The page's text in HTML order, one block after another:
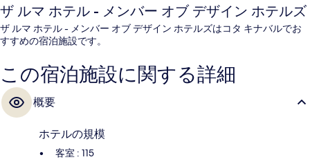
ザ ルマ ホテル - メンバー オブ デザイン ホテルズ
ザ ルマ ホテル - メンバー オブ デザイン ホテルズはコタ キナバルでお
すすめの宿泊施設です。
この宿泊施設に関する詳細
概要
ホテルの規模
客室 : 115